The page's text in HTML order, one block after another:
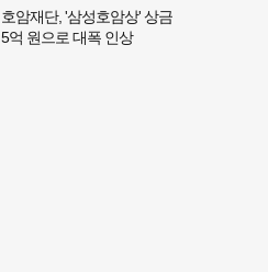
​호암재단, '삼성호암상' 상금
5억 원으로 대폭 인상